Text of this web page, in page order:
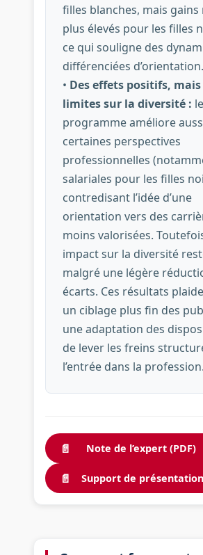
filles blanches, mais
plus élevés pour les filles
ce qui souligne des
différenciées d’orientation.
• Des effets positifs, mais
limites sur la diversité : le
programme améliore
certaines perspectives
professionnelles
salariales pour les filles
contredisant l’idée d’une
orientation vers des
moins valorisées.
impact sur la diversité
malgré une légère
écarts. Ces résultats
un ciblage plus fin des
une adaptation des
de lever les freins
l’entrée dans la profession.
📄 Note de l’expert (PDF)
📄 Support de présentation